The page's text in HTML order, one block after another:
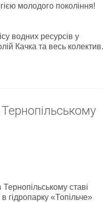
молодого покоління!
водних ресурсів у
Качка та весь колектив.
ставі
гідропарку «Топільче»